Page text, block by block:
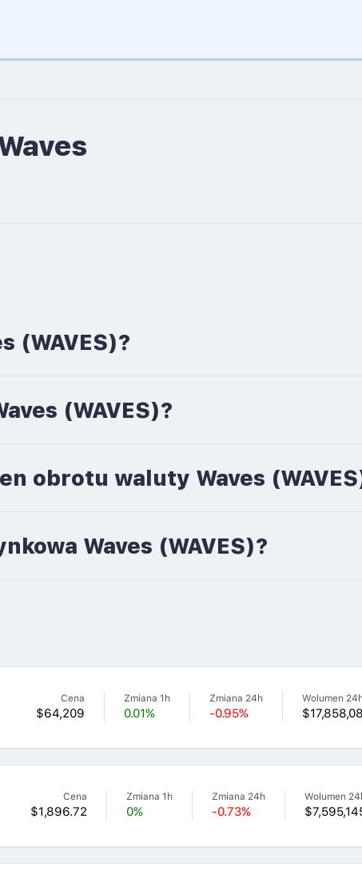
(WAVES)?
(WAVES)?
obrotu waluty Waves
Waves (WAVES)?
Cena
$64,209
Zmiana 1h
0.01%
Zmiana 24h
-0.95%
Wolumen
Cena
$1,896.72
Zmiana 1h
0%
Zmiana 24h
-0.73%
Wolumen